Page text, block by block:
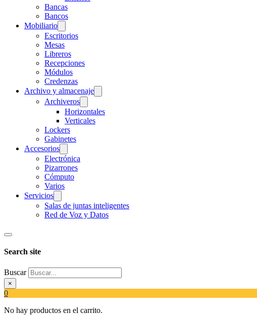
Bancas
Bancos
Mobiliario
Escritorios
Mesas
Libreros
Recepciones
Módulos
Credenzas
Archivo y almacenaje
Archiveros
Horizontales
Verticales
Lockers
Gabinetes
Accesorios
Electrónica
Pizarrones
Cómputo
Varios
Servicios
Salas de juntas inteligentes
Red de Voz y Datos
Search site
Buscar
×
0
No hay productos en el carrito.